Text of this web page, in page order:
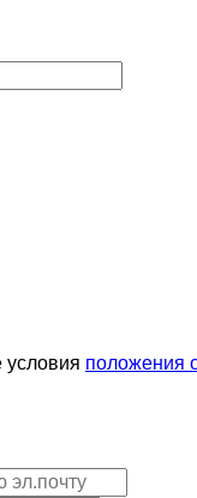
условия положения